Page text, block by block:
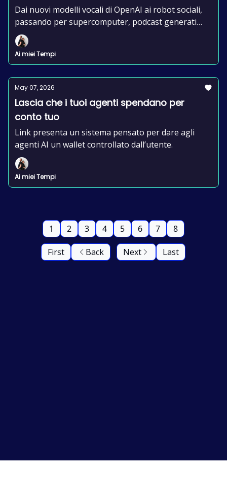
Dai nuovi modelli vocali di OpenAI ai robot sociali,
passando per supercomputer, podcast generati
dall’AI e nuove regole europee.
Ai miei Tempi
May 07, 2026
Lascia che i tuoi agenti spendano per
conto tuo
Link presenta un sistema pensato per dare agli
agenti AI un wallet controllato dall’utente.
Ai miei Tempi
First Back
1 2 3 4 5 6 7 8
Next Last